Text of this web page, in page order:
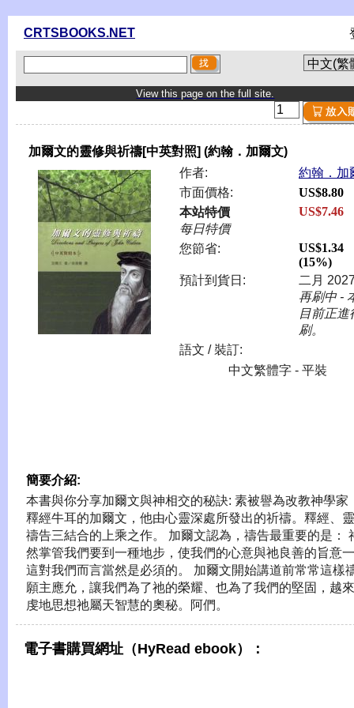
CRTSBOOKS.NET
View this page on the full site.
加爾文的靈修與祈禱[中英對照] (約翰．加爾文)
作者:
約翰．加
市面價格:
US$8.80
本站特價
每日特價
US$7.46
您節省:
US$1.34
(15%)
預計到貨日:
二月
再刷中 -
目前正進
刷。
語文 / 裝訂:
中文繁體字 - 平裝
簡要介紹:
本書與你分享加爾文與神相交的秘訣: 素被譽為改教神學家
釋經牛耳的加爾文，他由心靈深處所發出的祈禱。釋經、
禱告三結合的上乘之作。 加爾文認為，禱告最重要的是：
然掌管我們要到一種地步，使我們的心意與祂良善的旨意
這對我們而言當然是必須的。 加爾文開始講道前常常這樣
願主應允，讓我們為了祂的榮耀、也為了我們的堅固，越
虔地思想祂屬天智慧的奧秘。阿們。
電子書購買網址（HyRead ebook）：